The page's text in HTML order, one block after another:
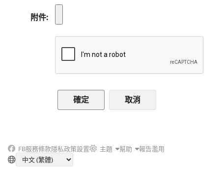
附件
取消
FB服務條款隱私政策設置 主題 幫助 報告濫用